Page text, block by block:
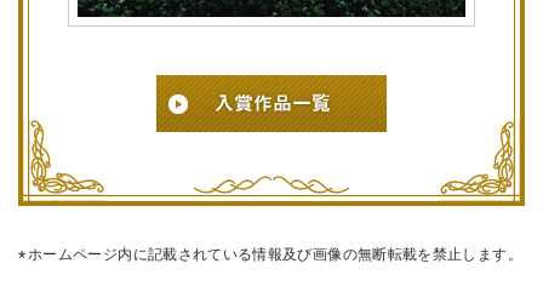
ホームページ内に記載されている情報及び画像の無断転載を禁止します。